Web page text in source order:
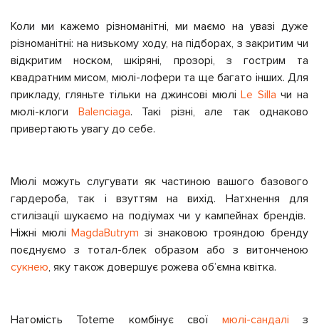
Коли ми кажемо різноманітні, ми маємо на увазі дуже
різноманітні: на низькому ходу, на підборах, з закритим чи
відкритим носком, шкіряні, прозорі, з гострим та
квадратним мисом, мюлі-лофери та ще багато інших. Для
прикладу, гляньте тільки на джинсові мюліLe Silla чи на
мюлі-клоги Balenciaga. Такі різні, але так однаково
привертають увагу до себе.
Мюлі можуть слугувати як частиною вашого базового
гардероба, так і взуттям на вихід. Натхнення для
стилізації шукаємо на подіумах чи у кампейнах брендів.
Ніжні мюліMagdaButrym зі знаковою трояндою бренду
поєднуємо з тотал-блек образом або з витонченою
сукнею, яку також довершує рожева об’ємна квітка.
Натомість Toteme комбінує свої мюлі-сандалі з